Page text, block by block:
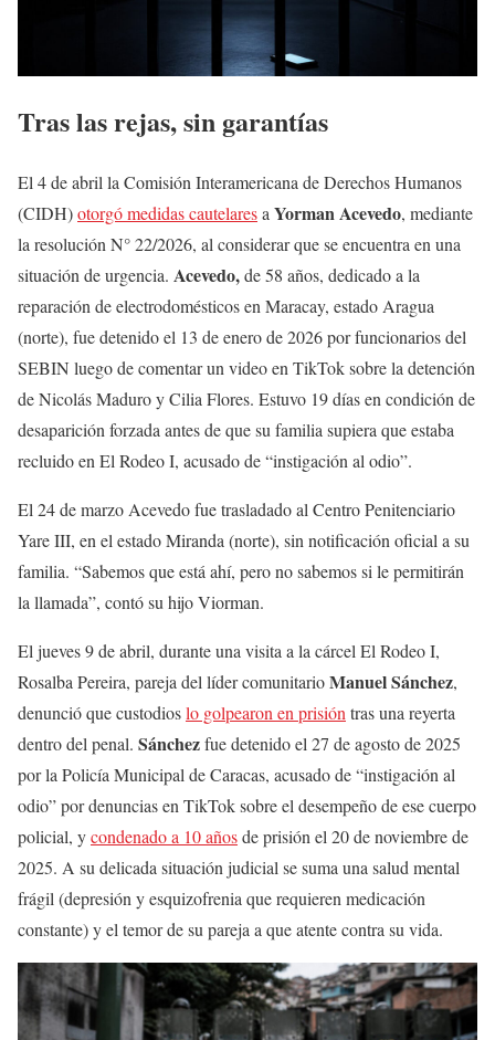
Tras las rejas, sin garantías
El 4 de abril la Comisión Interamericana de Derechos Humanos
(CIDH)otorgó medidas cautelaresa Yorman Acevedo, mediante
la resolución N° 22/2026, al considerar que se encuentra en una
situación de urgencia. Acevedo,de 58 años, dedicado a la
reparación de electrodomésticos en Maracay, estado Aragua
(norte), fue detenido el 13 de enero de 2026 por funcionarios del
SEBIN luego de comentar un video en TikTok sobre la detención
de Nicolás Maduro y Cilia Flores. Estuvo 19 días en condición de
desaparición forzada antes de que su familia supiera que estaba
recluido en El Rodeo I, acusado de “instigación al odio”.
El 24 de marzo Acevedo fue trasladado al Centro Penitenciario
Yare III, en el estado Miranda (norte), sin notificación oficial a su
familia. “Sabemos que está ahí, pero no sabemos si le permitirán
la llamada”, contó su hijo Viorman.
El jueves 9 de abril, durante una visita a la cárcel El Rodeo I,
Rosalba Pereira, pareja del líder comunitarioManuel Sánchez,
denunció que custodioslo golpearon en prisión tras una reyerta
dentro del penal. Sánchezfue detenido el 27 de agosto de 2025
por la Policía Municipal de Caracas, acusado de “instigación al
odio” por denuncias en TikTok sobre el desempeño de ese cuerpo
policial, ycondenado a 10 añosde prisión el 20 de noviembre de
2025. A su delicada situación judicial se suma una salud mental
frágil (depresión y esquizofrenia que requieren medicación
constante) y el temor de su pareja a que atente contra su vida.